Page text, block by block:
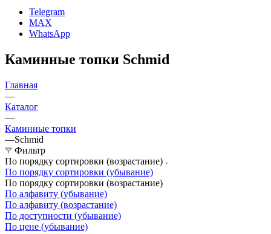
Telegram
MAX
WhatsApp
Каминные топки Schmid
Главная
—
Каталог
—
Каминные топки
—Schmid
Фильтр
По порядку сортировки (возрастание)
По порядку сортировки (убывание)
По порядку сортировки (возрастание)
По алфавиту (убывание)
По алфавиту (возрастание)
По доступности (убывание)
По цене (убывание)